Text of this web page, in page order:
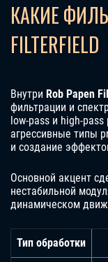
КАКИЕ
FILTERFIELD
Внутри Rob Papen
фильтрации и
low-pass и high-
агрессивные типы
и создание
Основной акцент
нестабильной
динамическом
Тип обработки